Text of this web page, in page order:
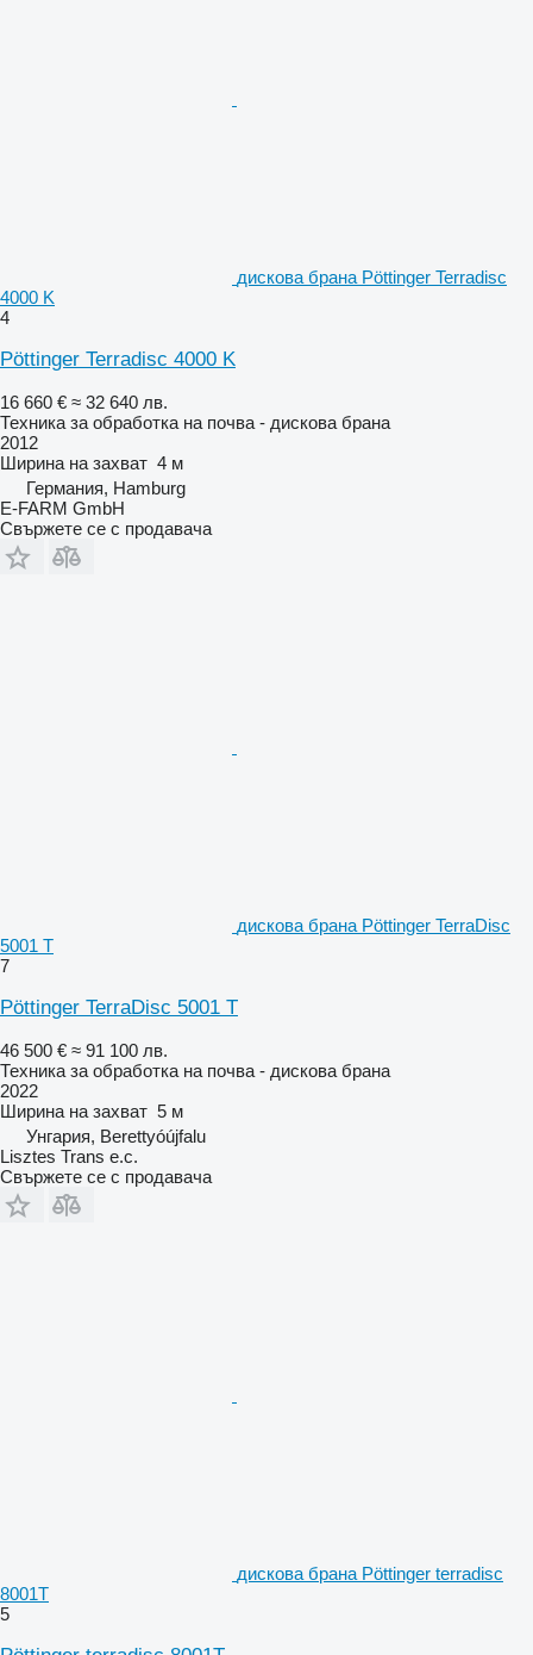
дискова брана Pöttinger Terradisc
4000 K
4
Pöttinger Terradisc 4000 K
16 660 € ≈ 32 640 лв.
Техника за обработка на почва - дискова брана
2012
Ширина на захват 4 м
Германия, Hamburg
E-FARM GmbH
Свържете се с продавача
дискова брана Pöttinger TerraDisc
5001 T
7
Pöttinger TerraDisc 5001 T
46 500 € ≈ 91 100 лв.
Техника за обработка на почва - дискова брана
2022
Ширина на захват 5 м
Унгария, Berettyóújfalu
Lisztes Trans e.c.
Свържете се с продавача
дискова брана Pöttinger terradisc
8001T
5